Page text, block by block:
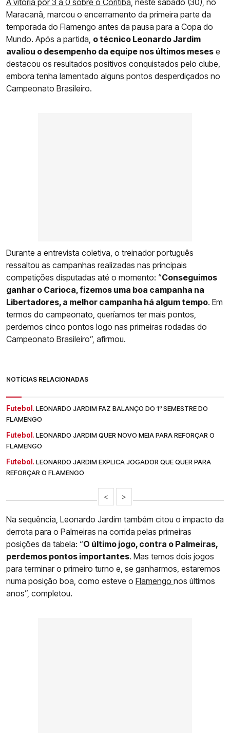
Maracanã, marcou o encerramento da primeira parte da
temporada do Flamengo antes da pausa para a Copa do
Mundo. Após a partida, o técnico Leonardo Jardim
avaliou o desempenho da equipe nos últimos meses e
destacou os resultados positivos conquistados pelo clube,
embora tenha lamentado alguns pontos desperdiçados no
Campeonato Brasileiro.
Durante a entrevista coletiva, o treinador português
ressaltou as campanhas realizadas nas principais
competições disputadas até o momento: “Conseguimos
ganhar o Carioca, fizemos uma boa campanha na
Libertadores, a melhor campanha há algum tempo. Em
termos do campeonato, queríamos ter mais pontos,
perdemos cinco pontos logo nas primeiras rodadas do
Campeonato Brasileiro”, afirmou.
NOTÍCIAS RELACIONADAS
Futebol. LEONARDO JARDIM FAZ BALANÇO DO 1º SEMESTRE DO
FLAMENGO
Futebol. LEONARDO JARDIM QUER NOVO MEIA PARA REFORÇAR O
FLAMENGO
Futebol. LEONARDO JARDIM EXPLICA JOGADOR QUE QUER PARA
REFORÇAR O FLAMENGO
< >
Na sequência, Leonardo Jardim também citou o impacto da
derrota para o Palmeiras na corrida pelas primeiras
posições da tabela: “O último jogo, contra o Palmeiras,
perdemos pontos importantes. Mas temos dois jogos
para terminar o primeiro turno e, se ganharmos, estaremos
numa posição boa, como esteve o Flamengo nos últimos
anos”, completou.